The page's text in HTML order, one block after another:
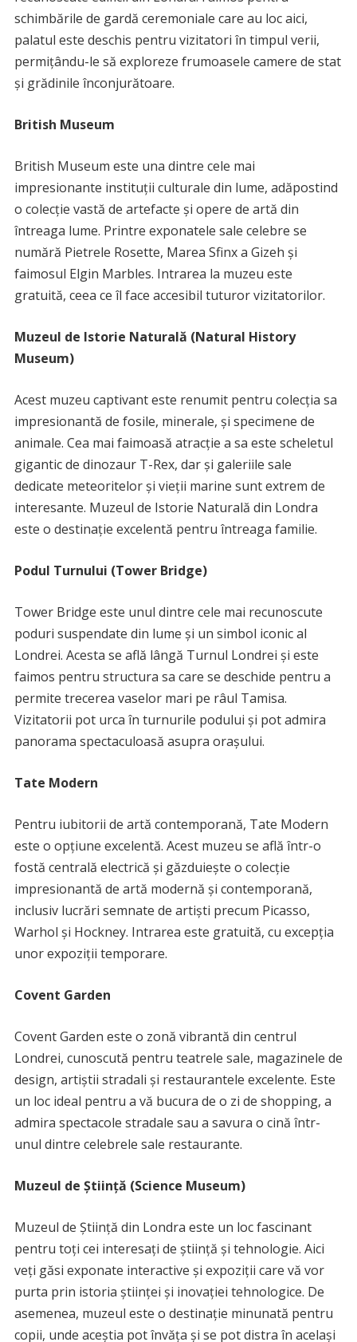
schimbările de gardă ceremoniale care au loc aici,
palatul este deschis pentru vizitatori în timpul verii,
permițându-le să exploreze frumoasele camere de stat
și grădinile înconjurătoare.
British Museum
British Museum este una dintre cele mai
impresionante instituții culturale din lume, adăpostind
o colecție vastă de artefacte și opere de artă din
întreaga lume. Printre exponatele sale celebre se
numără Pietrele Rosette, Marea Sfinx a Gizeh și
faimosul Elgin Marbles. Intrarea la muzeu este
gratuită, ceea ce îl face accesibil tuturor vizitatorilor.
Muzeul de Istorie Naturală (Natural History
Museum)
Acest muzeu captivant este renumit pentru colecția sa
impresionantă de fosile, minerale, și specimene de
animale. Cea mai faimoasă atracție a sa este scheletul
gigantic de dinozaur T-Rex, dar și galeriile sale
dedicate meteoritelor și vieții marine sunt extrem de
interesante. Muzeul de Istorie Naturală din Londra
este o destinație excelentă pentru întreaga familie.
Podul Turnului (Tower Bridge)
Tower Bridge este unul dintre cele mai recunoscute
poduri suspendate din lume și un simbol iconic al
Londrei. Acesta se află lângă Turnul Londrei și este
faimos pentru structura sa care se deschide pentru a
permite trecerea vaselor mari pe râul Tamisa.
Vizitatorii pot urca în turnurile podului și pot admira
panorama spectaculoasă asupra orașului.
Tate Modern
Pentru iubitorii de artă contemporană, Tate Modern
este o opțiune excelentă. Acest muzeu se află într-o
fostă centrală electrică și găzduiește o colecție
impresionantă de artă modernă și contemporană,
inclusiv lucrări semnate de artiști precum Picasso,
Warhol și Hockney. Intrarea este gratuită, cu excepția
unor expoziții temporare.
Covent Garden
Covent Garden este o zonă vibrantă din centrul
Londrei, cunoscută pentru teatrele sale, magazinele de
design, artiștii stradali și restaurantele excelente. Este
un loc ideal pentru a vă bucura de o zi de shopping, a
admira spectacole stradale sau a savura o cină într-
unul dintre celebrele sale restaurante.
Muzeul de Știință (Science Museum)
Muzeul de Știință din Londra este un loc fascinant
pentru toți cei interesați de știință și tehnologie. Aici
veți găsi exponate interactive și expoziții care vă vor
purta prin istoria științei și inovației tehnologice. De
asemenea, muzeul este o destinație minunată pentru
copii, unde aceștia pot învăța și se pot distra în același